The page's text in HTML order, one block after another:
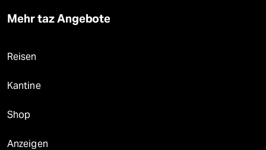
Mehr taz Angebote
Reisen
Kantine
Shop
Anzeigen